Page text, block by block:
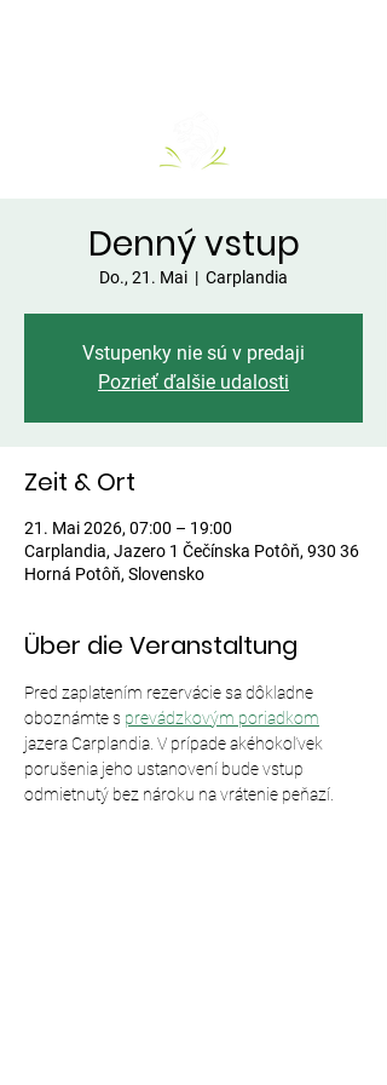
Denný vstup
Do., 21. Mai
  |
Carplandia
Vstupenky nie sú v predaji
Pozrieť ďalšie udalosti
Zeit & Ort
21. Mai 2026, 07:00 – 19:00
Carplandia, Jazero 1 Čečínska Potôň, 930 36
Horná Potôň, Slovensko
Über die Veranstaltung
Pred zaplatením rezervácie sa dôkladne
oboznámte s prevádzkovým poriadkom
jazera Carplandia. V prípade akéhokoľvek
porušenia jeho ustanovení bude vstup
odmietnutý bez nároku na vrátenie peňazí.